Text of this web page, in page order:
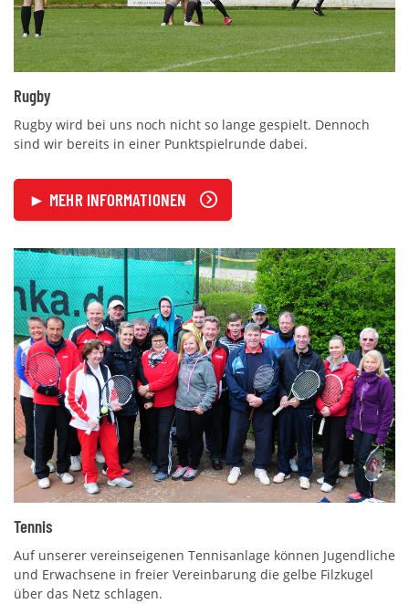
Rugby
Rugby wird bei uns noch nicht so lange gespielt. Dennoch
sind wir bereits in einer Punktspielrunde dabei.
► MEHR INFORMATIONEN
Tennis
Auf unserer vereinseigenen Tennisanlage können Jugendliche
und Erwachsene in freier Vereinbarung die gelbe Filzkugel
über das Netz schlagen.